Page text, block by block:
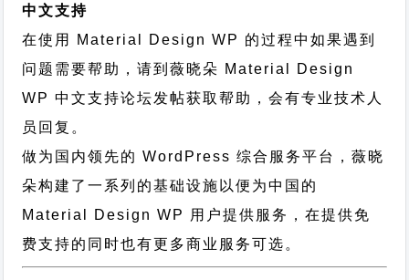
中文支持
在使用 Material Design WP 的过程中如果遇到
问题需要帮助，请到薇晓朵 Material Design
WP 中文支持论坛发帖获取帮助，会有专业技术人
员回复。
做为国内领先的 WordPress 综合服务平台，薇晓
朵构建了一系列的基础设施以便为中国的
Material Design WP 用户提供服务，在提供免
费支持的同时也有更多商业服务可选。